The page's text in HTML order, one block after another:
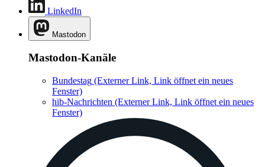
LinkedIn
Mastodon
Mastodon-Kanäle
Bundestag (Externer Link, Link öffnet ein neues
Fenster)
hib-Nachrichten (Externer Link, Link öffnet ein neues
Fenster)